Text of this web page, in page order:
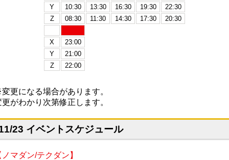
Y
10:30 13:30 16:30 19:30
22:30
Z
08:30 11:30 14:30 17:30 20:30
X
23:00
Y
21:00
Z
22:00
更になる場合があります。
更がわかり次第修正します。
23 イベントスケジュール
ノマダン/テクダン】